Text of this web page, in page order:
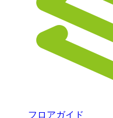
フロアガイド